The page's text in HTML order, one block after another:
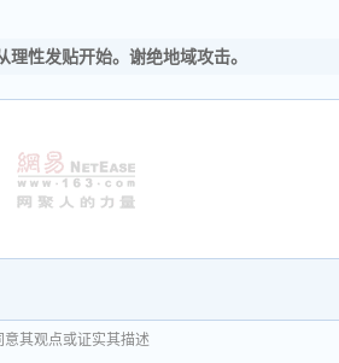
理性发贴开始。谢绝地域攻击。
其观点或证实其描述